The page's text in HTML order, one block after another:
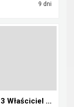
9 dni
Właściciel ...